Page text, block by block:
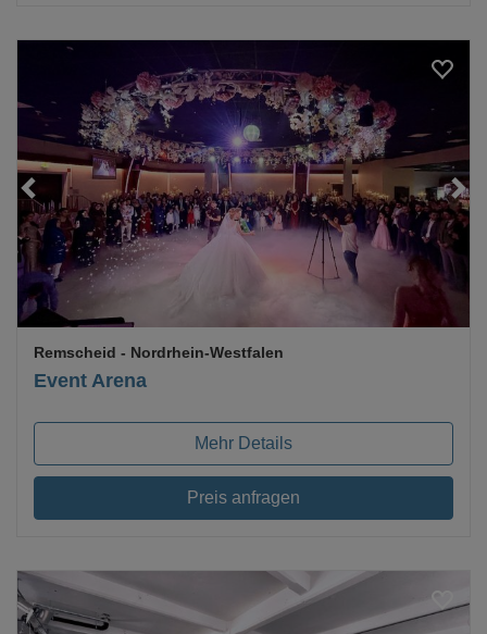
Loading...
Event Arena
Remscheid - Nordrhein-Westfalen
Mehr Details
Preis anfragen